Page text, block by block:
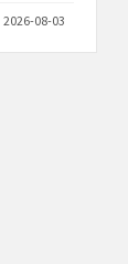
2026-08-03